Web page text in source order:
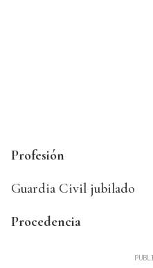
Profesión
Guardia Civil jubilado
Procedencia